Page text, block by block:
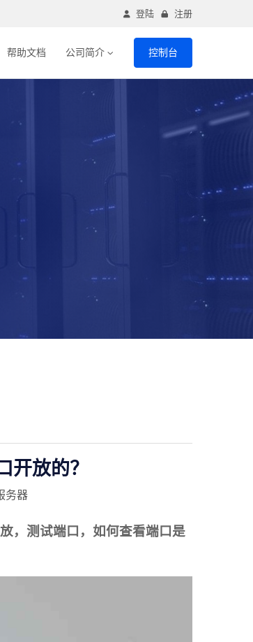
登陆 注册
帮助文档 公司简介 控制台
放的？
务器
，测试端口，如何查看端口是